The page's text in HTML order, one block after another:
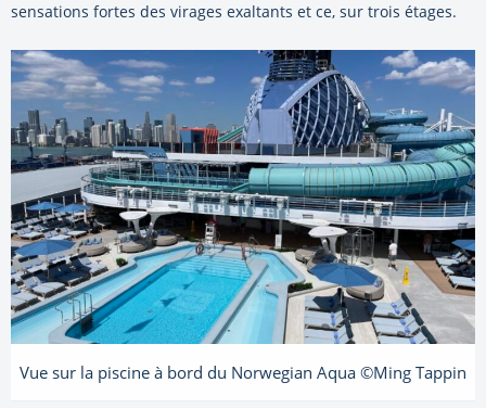
sensations fortes des virages exaltants et ce, sur trois étages.
Vue sur la piscine à bord du Norwegian Aqua ©Ming Tappin